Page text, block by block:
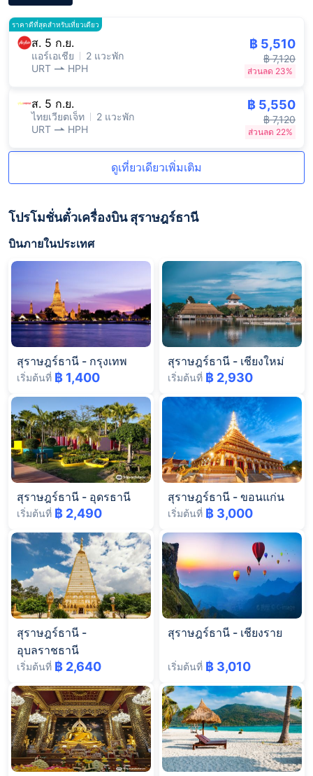
ราคาดีที่สุดสำหรับเที่ยวเดียว
ส. 5 ก.ย.
แอร์เอเชีย
2 แวะพัก
URT
HPH
฿ 5,510
฿ 7,120
ส่วนลด 23%
ส. 5 ก.ย.
ไทยเวียตเจ็ท
2 แวะพัก
URT
HPH
฿ 5,550
฿ 7,120
ส่วนลด 22%
ดูเที่ยวเดียวเพิ่มเติม
โปรโมชั่นตั๋วเครื่องบิน สุราษฎร์ธานี
บินภายในประเทศ
สุราษฎร์ธานี - กรุงเทพ
เริ่มต้นที่ ฿ 1,400
สุราษฎร์ธานี - เชียงใหม่
เริ่มต้นที่ ฿ 2,930
สุราษฎร์ธานี - อุดรธานี
เริ่มต้นที่ ฿ 2,490
สุราษฎร์ธานี - ขอนแก่น
เริ่มต้นที่ ฿ 3,000
สุราษฎร์ธานี -
อุบลราชธานี
เริ่มต้นที่ ฿ 2,640
สุราษฎร์ธานี - เชียงราย
เริ่มต้นที่ ฿ 3,010